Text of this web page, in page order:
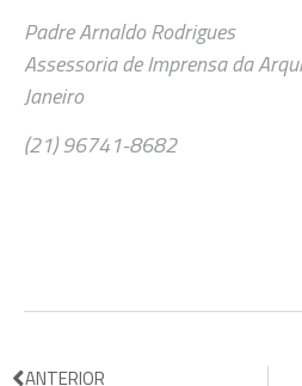
Padre Arnaldo Rodrigues
Assessoria de Imprensa da
Janeiro
(21) 96741-8682
ANTERIOR